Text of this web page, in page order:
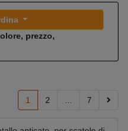
prezzo,
1 2 7